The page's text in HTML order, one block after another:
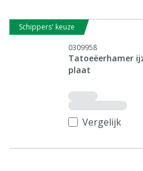
Schippers' keuze
0309958
Tatoeëerhamer
plaat
Vergelijk